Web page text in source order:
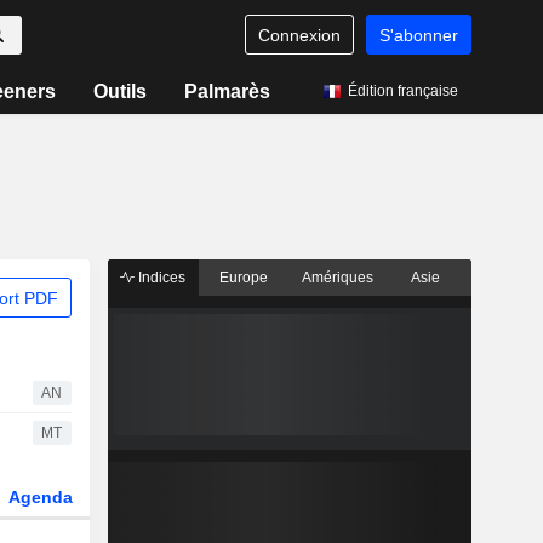
Connexion S'abonner
Outils Palmarès Édition française
PDF
AN
MT
Agenda
Indices Europe Amériques Asie